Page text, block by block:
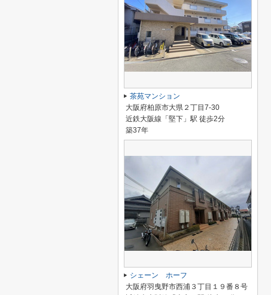
茶苑マンション
大阪府柏原市大県２丁目7-30
近鉄大阪線「堅下」駅 徒歩2分
築37年
シェーン ホーフ
大阪府羽曳野市西浦３丁目１９番８号